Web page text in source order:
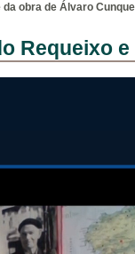
obra de Álvaro
Requeixo e